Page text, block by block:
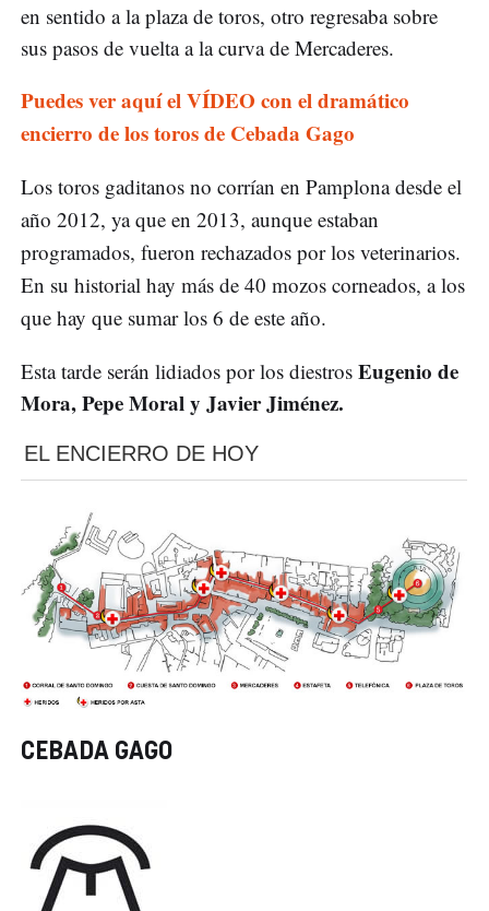
en sentido a la plaza de toros, otro regresaba sobre
sus pasos de vuelta a la curva de Mercaderes.
Puedes ver aquí el VÍDEO con el dramático
encierro de los toros de Cebada Gago
Los toros gaditanos no corrían en Pamplona desde el
año 2012, ya que en 2013, aunque estaban
programados, fueron rechazados por los veterinarios.
En su historial hay más de 40 mozos corneados, a los
que hay que sumar los 6 de este año.
Esta tarde serán lidiados por los diestros Eugenio de
Mora, Pepe Moral y Javier Jiménez.
EL ENCIERRO DE HOY
CEBADA GAGO